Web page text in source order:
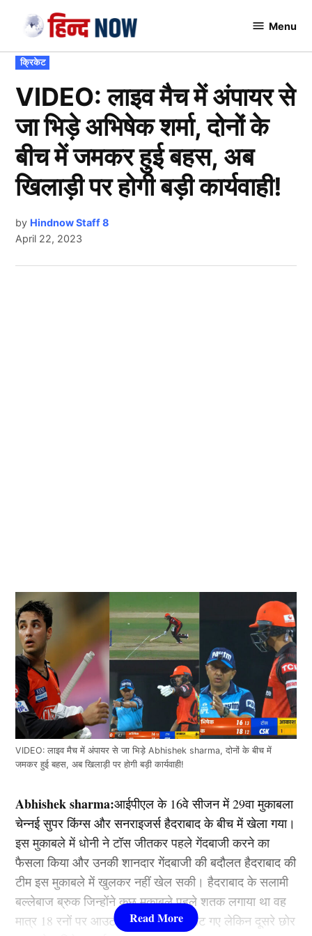
content
Menu
POSTED
IN
क्रिकेट
VIDEO: लाइव मैच में अंपायर से
जा भिड़े अभिषेक शर्मा, दोनों के
बीच में जमकर हुई बहस, अब
खिलाड़ी पर होगी बड़ी कार्यवाही!
by Hindnow Staff 8
April 22, 2023
VIDEO: लाइव मैच में अंपायर से जा भिड़े Abhishek sharma, दोनों के बीच में
जमकर हुई बहस, अब खिलाड़ी पर होगी बड़ी कार्यवाही!
Abhishek sharma:आईपीएल के 16वे सीजन में 29वा मुकाबला
चेन्नई सुपर किंग्स और सनराइजर्स हैदराबाद के बीच में खेला गया।
इस मुकाबले में धोनी ने टॉस जीतकर पहले गेंदबाजी करने का
फैसला किया और उनकी शानदार गेंदबाजी की बदौलत हैदराबाद की
टीम इस मुकाबले में खुलकर नहीं खेल सकी। हैदराबाद के सलामी
बल्लेबाज ब्रुक जिन्होंने कुछ मुकाबले पहले शतक लगाया था वह
मात्र 18 रनों पर आउट होकर पवेलियन लौट गए लेकिन दूसरे छोर